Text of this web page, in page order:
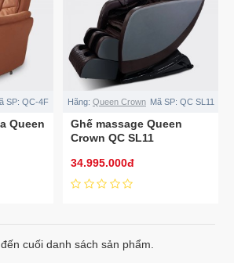
SP: QC-4F
Queen
Hãng: Queen Crown Mã SP: QC SL11
Ghế massage Queen
Crown QC SL11
34.995.000đ
cuối danh sách sản phẩm.